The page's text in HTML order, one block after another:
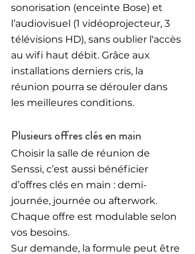
sonorisation (enceinte Bose) et
l’audiovisuel (1 vidéoprojecteur, 3
télévisions HD), sans oublier l'accès
au wifi haut débit. Grâce aux
installations derniers cris, la
réunion pourra se dérouler dans
les meilleures conditions.
Plusieurs offres clés en main
Choisir la salle de réunion de
Senssi, c’est aussi bénéficier
d’offres clés en main : demi-
journée, journée ou afterwork.
Chaque offre est modulable selon
vos besoins.
Sur demande, la formule peut être